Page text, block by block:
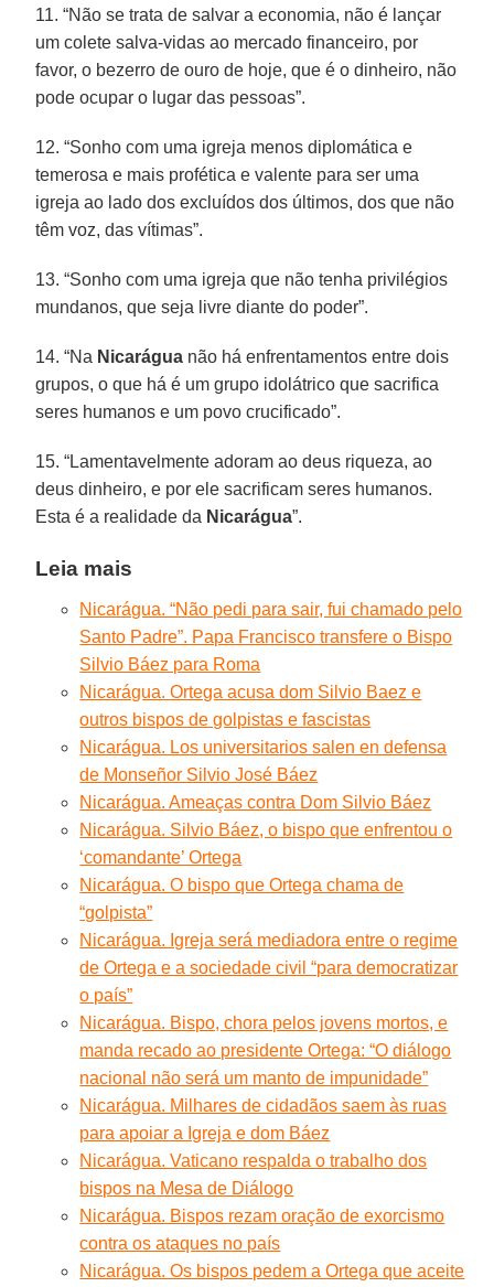
11. “Não se trata de salvar a economia, não é lançar
um colete salva-vidas ao mercado financeiro, por
favor, o bezerro de ouro de hoje, que é o dinheiro, não
pode ocupar o lugar das pessoas”.
12. “Sonho com uma igreja menos diplomática e
temerosa e mais profética e valente para ser uma
igreja ao lado dos excluídos dos últimos, dos que não
têm voz, das vítimas”.
13. “Sonho com uma igreja que não tenha privilégios
mundanos, que seja livre diante do poder”.
14. “Na Nicarágua não há enfrentamentos entre dois
grupos, o que há é um grupo idolátrico que sacrifica
seres humanos e um povo crucificado”.
15. “Lamentavelmente adoram ao deus riqueza, ao
deus dinheiro, e por ele sacrificam seres humanos.
Esta é a realidade da Nicarágua”.
Leia mais
Nicarágua. “Não pedi para sair, fui chamado pelo
Santo Padre”. Papa Francisco transfere o Bispo
Silvio Báez para Roma
Nicarágua. Ortega acusa dom Silvio Baez e
outros bispos de golpistas e fascistas
Nicarágua. Los universitarios salen en defensa
de Monseñor Silvio José Báez
Nicarágua. Ameaças contra Dom Silvio Báez
Nicarágua. Silvio Báez, o bispo que enfrentou o
‘comandante’ Ortega
Nicarágua. O bispo que Ortega chama de
“golpista”
Nicarágua. Igreja será mediadora entre o regime
de Ortega e a sociedade civil “para democratizar
o país”
Nicarágua. Bispo, chora pelos jovens mortos, e
manda recado ao presidente Ortega: “O diálogo
nacional não será um manto de impunidade”
Nicarágua. Milhares de cidadãos saem às ruas
para apoiar a Igreja e dom Báez
Nicarágua. Vaticano respalda o trabalho dos
bispos na Mesa de Diálogo
Nicarágua. Bispos rezam oração de exorcismo
contra os ataques no país
Nicarágua. Os bispos pedem a Ortega que aceite